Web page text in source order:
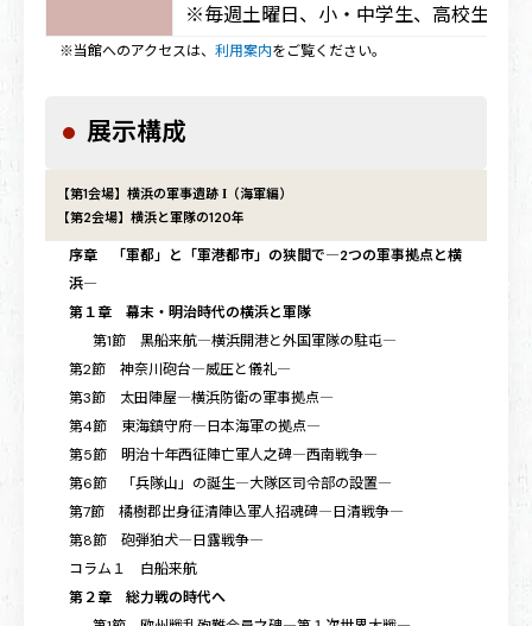
※毎週土曜日、小・中学生、高校生、大
※当館へのアクセスは、 利用案内をご覧ください。
展示構成
【第1会場】横浜の軍事遺跡I（海軍編）
【第2会場】横浜と軍隊の120年
序章 「軍都」と「軍港都市」の狭間で―2つの軍事拠点と横
浜―
第１章 幕末・明治時代の横浜と軍隊
第1節 黒船来航―横浜開港と外国軍隊の駐屯―
第2節 神奈川砲台―威圧と儀礼―
第3節 太田陣屋―横浜防衛の軍事拠点―
第4節 東海鎮守府―日本海軍の拠点―
第5節 明治十年西征陣亡軍人之碑―西南戦争―
第6節 「兵隊山」の誕生―大隊区司令部の設置―
第7節 橘樹郡出身征清陣兦軍人招魂碑―日清戦争―
第8節 砲弾狛犬―日露戦争―
コラム１ 白船来航
第２章 総力戦の時代へ